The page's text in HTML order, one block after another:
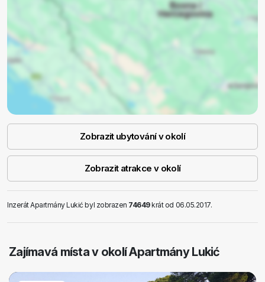
Zobrazit ubytování v okolí
Zobrazit atrakce v okolí
Inzerát Apartmány Lukić byl zobrazen 74649krát od 06.05.2017.
Zajímavá místa v okolí Apartmány Lukić